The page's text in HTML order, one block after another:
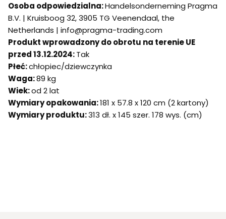
Osoba odpowiedzialna:Handelsonderneming Pragma
B.V. | Kruisboog 32, 3905 TG Veenendaal, the
Netherlands | info@pragma-trading.com
Produkt wprowadzony do obrotu na terenie UE
przed 13.12.2024:Tak
Płeć:chłopiec/dziewczynka
Waga:89 kg
Wiek:od 2 lat
Wymiary opakowania:181 x 57.8 x 120 cm (2 kartony)
Wymiary produktu:313 dł. x 145 szer. 178 wys. (cm)